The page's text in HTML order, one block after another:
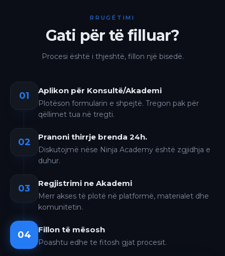
RRUGËTIMI
Gati për të filluar?
Procesi është i thjeshtë, fillon një bisedë.
01 Aplikon për Konsultë/Akademi
Plotëson formularin e shpejtë. Tregon pak për
qëllimet tua në tregti.
02 Pranoni thirrje brenda 24h.
Diskutojmë nëse Ninja Academy është zgjidhja e
duhur.
03 Regjistrimi ne Akademi
Merr akses të plotë në platformë, materialet dhe
komunitetin.
04 Fillon të mësosh
Poashtu edhe te fitosh gjat procesit.